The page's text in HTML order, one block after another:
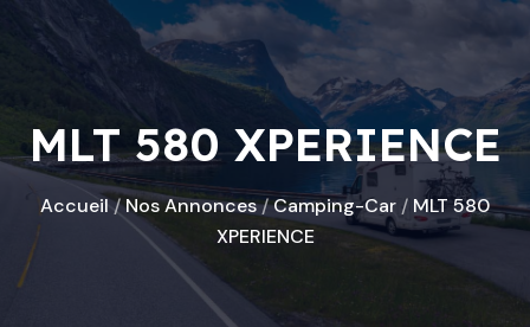
MLT 580 XPERIENCE
Accueil/Nos Annonces/Camping-Car / MLT 580
XPERIENCE